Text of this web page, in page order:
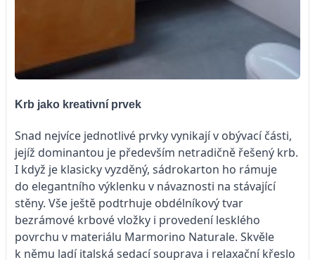
Krb jako kreativní prvek
Snad nejvíce jednotlivé prvky vynikají v obývací části,
jejíž dominantou je především netradičně řešený krb.
I když je klasicky vyzděný, sádrokarton ho rámuje
do elegantního výklenku v návaznosti na stávající
stěny. Vše ještě podtrhuje obdélníkový tvar
bezrámové krbové vložky i provedení lesklého
povrchu v materiálu Marmorino Naturale. Skvěle
k němu ladí italská sedací souprava i relaxační křeslo